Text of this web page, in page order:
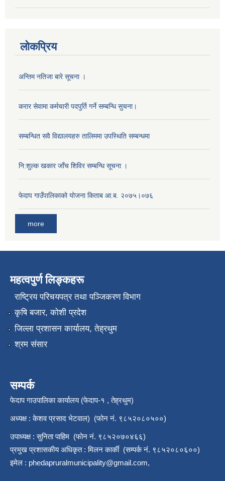
लोकप्रिय
अन्तिम नतिजा बारे सूचना ।
करार सेवामा कर्मचारी पदपुर्ति गर्ने सम्बन्धि सुचना।
सम्बन्धित सवै विद्यालयहरु तालिममा उपस्थिति सम्बन्धमा
नि:शुल्क खकार जाँच शिविर सम्बन्धि सूचना ।
फेदाप गाउँपालिकाको योजना किताब आ.ब. २०७५।०७६
more
महत्वपुर्ण लिङ्कहरू
राष्‍ट्रिय परिचयपत्र तथा पञ्जिकरण विभाग
कृषि बजार, कोशी प्रदेश
जिल्ला प्रशासन कार्यालय, तेह्रथुम
श्रम संसार
सम्पर्क
फेदाप गाउपालिका कार्यालय (फेदाप-१ , तेह्रथुम)
अध्यक्ष : केशव प्रसाद भेटवाल) (फोन नं. ९८५२०८०५००)
उपाध्यक्ष : सुनिता पाहिम (फोन नं. ९८५२०७०४६६)
प्रमुख प्रशासकीय अधिकृत : मिलन कार्की (सम्पर्क नं. ९८५२०८०६००)
इमेल : phedapruralmunicipality@gmail.com,